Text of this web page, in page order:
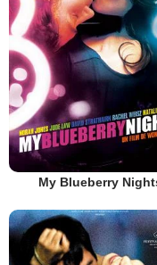
My Blueberry